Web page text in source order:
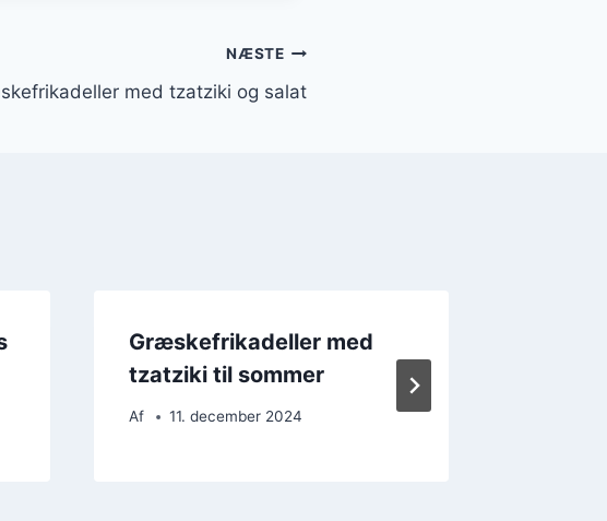
NÆSTE
med tzatziki og salat
Græskefrikadeller med
tzatziki til sommer
Af 11. december 2024